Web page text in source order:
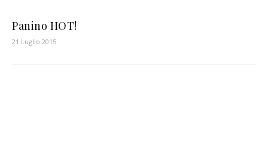
Panino HOT!
21 Luglio 2015